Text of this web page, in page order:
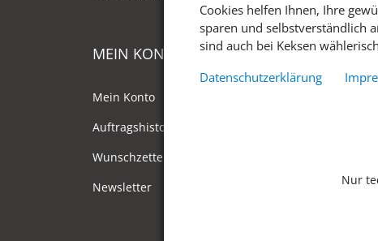
MEIN KONTO
Mein Konto
Auftragshistorie
Wunschzettel
Newsletter
Cookies helfen Ihnen, Ihre
sparen und selbstverständlich
sind auch bei Keksen
Datenschutzerklärung
Nur